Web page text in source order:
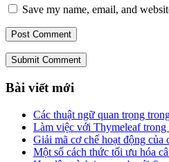
Save my name, email, and
Submit Comment
Bài viết mới
Các thuật ngữ quan trọng
Làm việc với Thymeleaf
Giải mã cơ chế hoạt động
Một số cách thức tối ưu hóa